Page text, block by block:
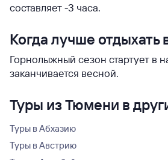
составляет -3 часа.
Когда лучше отдыхать
Горнолыжный сезон стартует в
заканчивается весной.
Туры из Тюмени в
Туры в Абхазию
Туры в Австрию